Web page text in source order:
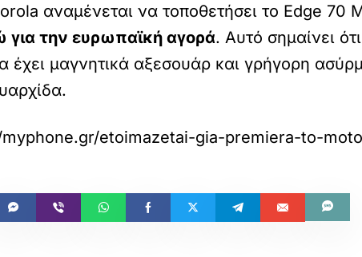
αναμένεται να τοποθετήσει το Edge 70
την ευρωπαϊκή αγορά. Αυτό σημαίνει
έχει μαγνητικά αξεσουάρ και γρήγορη
.
etoimazetai-gia-premiera-to-